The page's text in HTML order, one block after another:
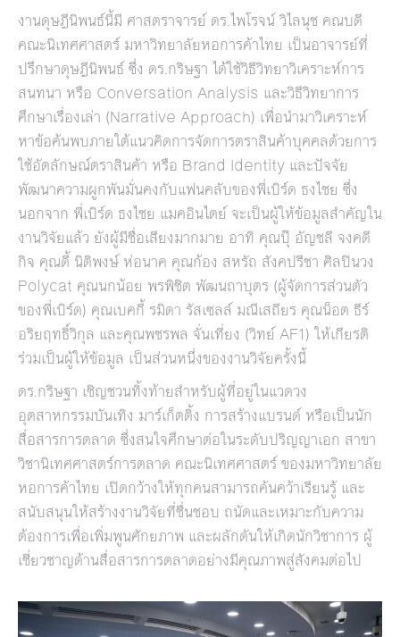
งานดุษฎีนิพนธ์นี้มี ศาสตราจารย์ ดร.ไพโรจน์ วิไลนุช คณบดี
คณะนิเทศศาสตร์ มหาวิทยาลัยหอการค้าไทย เป็นอาจารย์ที่
ปรึกษาดุษฎีนิพนธ์ ซึ่ง ดร.กริษฐา ได้ใช้วิธีวิทยาวิเคราะห์การ
สนทนา หรือ Conversation Analysis และวิธีวิทยาการ
ศึกษาเรื่องเล่า (Narrative Approach) เพื่อนำมาวิเคราะห์
หาข้อค้นพบภายใต้แนวคิดการจัดการตราสินค้าบุคคลด้วยการ
ใช้อัตลักษณ์ตราสินค้า หรือ Brand Identity และปัจจัย
พัฒนาความผูกพันมั่นคงกับแฟนคลับของพี่เบิร์ด ธงไชย ซึ่ง
นอกจาก พี่เบิร์ด ธงไชย แมคอินไตย์ จะเป็นผู้ให้ข้อมูลสำคัญใน
งานวิจัยแล้ว ยังผู้มีชื่อเสียงมากมาย อาทิ คุณปุ๊ อัญชลี จงคดี
กิจ คุณดี้ นิติพงษ์ ห่อนาค คุณก้อง สหรัถ สังคปรีชา ศิลปินวง
Polycat คุณนกน้อย พรพิชิต พัฒนถาบุตร (ผู้จัดการส่วนตัว
ของพี่เบิร์ด) คุณเบคกี้ รมิดา รัสเซลล์ มณีเสถียร คุณน็อต ธีร์
อริยฤทธิ์วิกุล และคุณพชรพล จั่นเที่ยง (วิทย์ AF1) ให้เกียรติ
ร่วมเป็นผู้ให้ข้อมูล เป็นส่วนหนึ่งของงานวิจัยครั้งนี้
ดร.กริษฐา เชิญชวนทิ้งท้ายสำหรับผู้ที่อยู่ในแวดวง
อุตสาหกรรมบันเทิง มาร์เก็ตติ้ง การสร้างแบรนด์ หรือเป็นนัก
สื่อสารการตลาด ซึ่งสนใจศึกษาต่อในระดับปริญญาเอก สาขา
วิชานิเทศศาสตร์การตลาด คณะนิเทศศาสตร์ ของมหาวิทยาลัย
หอการค้าไทย เปิดกว้างให้ทุกคนสามารถค้นคว้าเรียนรู้ และ
สนับสนุนให้สร้างงานวิจัยที่ชื่นชอบ ถนัดและเหมาะกับความ
ต้องการเพื่อเพิ่มพูนศักยภาพ และผลักดันให้เกิดนักวิชาการ ผู้
เชี่ยวชาญด้านสื่อสารการตลาดอย่างมีคุณภาพสู่สังคมต่อไป